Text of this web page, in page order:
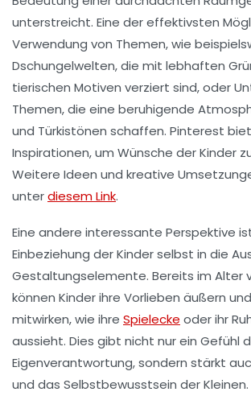
unterstreicht. Eine der effektivsten
Verwendung von Themen, wie
Dschungelwelten, die mit lebhaften
tierischen Motiven verziert sind, oder
Themen, die eine beruhigende
und Türkistönen schaffen. Pinterest
Inspirationen, um Wünsche der Kinder
Weitere Ideen und kreative
unterdiesem Link.
Eine andere interessante Perspektive
Einbeziehung derKinder selbst in die
Gestaltungselemente. Bereits im Alter
können Kinder ihre Vorlieben äußern
mitwirken, wie ihre Spielecke oder ihr
aussieht. Dies gibt nicht nur ein Gefühl
Eigenverantwortung, sondern stärkt
und das Selbstbewusstsein der